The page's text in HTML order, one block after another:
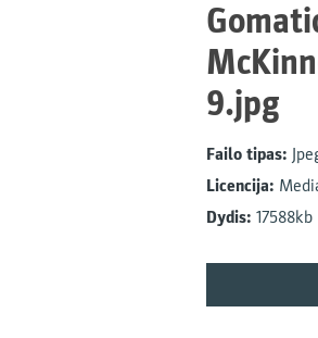
9.jpg
Failo tipas:
Licencija:
Dydis: 17588kb